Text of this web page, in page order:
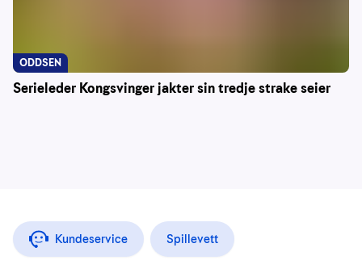
Serieleder Kongsvinger jakter sin tredje strake seier
ODDSEN
Kundeservice Spillevett